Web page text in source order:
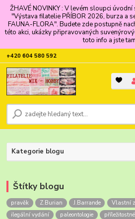
ŽHAVÉ NOVINKY : V levém sloupci
"Výstava filatelie PŘÍBOR 2026, burza a
FAUNA-FLORA". Budete zde postupně
této akci, ukázky připravovaných
toto info a jste
+420 604 580 592
Kategorie blogu
Štítky blogu
pravěk Z.Burian J.Barrande Vlastní
ilegální vydání
paleontologie